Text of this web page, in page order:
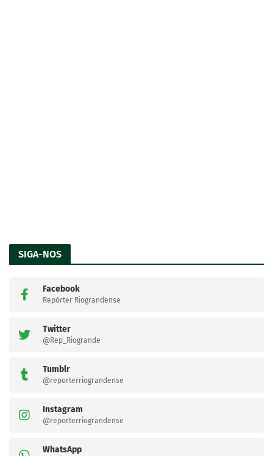
SIGA-NOS
Facebook
Repórter Riograndense
Twitter
@Rep_Riogrande
Tumblr
@reporterriograndense
Instagram
@reporterriograndense
WhatsApp